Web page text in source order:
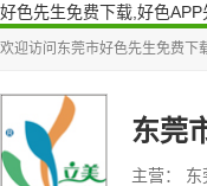
好色先生免费下载,好色
欢迎访问 东莞市好色先生免费下
东莞
主营：